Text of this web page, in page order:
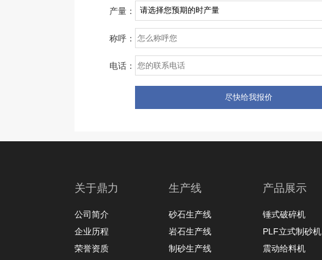
产量：
称呼：
电话：
关于鼎力
公司简介
企业历程
荣誉资质
生产线
砂石生产线
岩石生产线
制砂生产线
产品展示
锤式破碎机
PLF立式制砂机
震动给料机